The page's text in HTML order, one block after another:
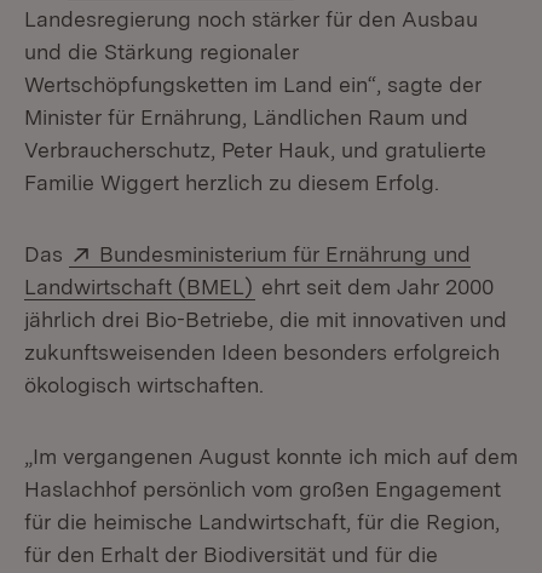
Landesregierung noch stärker für den Ausbau
und die Stärkung regionaler
Wertschöpfungsketten im Land ein“, sagte der
Minister für Ernährung, Ländlichen Raum und
Verbraucherschutz, Peter Hauk, und gratulierte
Familie Wiggert herzlich zu diesem Erfolg.
Das Extern:
Bundesministerium für Ernährung und
Landwirtschaft (BMEL) (Öffnet in neuem Fenster)
ehrt seit dem Jahr 2000
jährlich drei Bio-Betriebe, die mit innovativen und
zukunftsweisenden Ideen besonders erfolgreich
ökologisch wirtschaften.
„Im vergangenen August konnte ich mich auf dem
Haslachhof persönlich vom großen Engagement
für die heimische Landwirtschaft, für die Region,
für den Erhalt der Biodiversität und für die